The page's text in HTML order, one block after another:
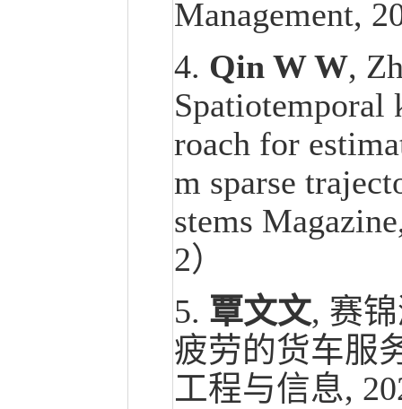
Management,
4. Qin W W,
Spatiotemporal
roach for
m sparse
stems
2）
5. 覃文文, 赛
疲劳的货车服
工程与信息,